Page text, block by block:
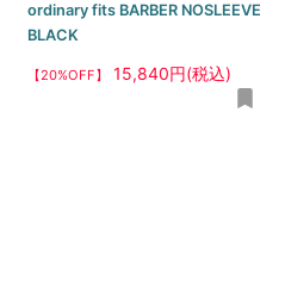
ordinary fits BARBER NOSLEEVE
BLACK
【20%OFF】 15,840円(税込)